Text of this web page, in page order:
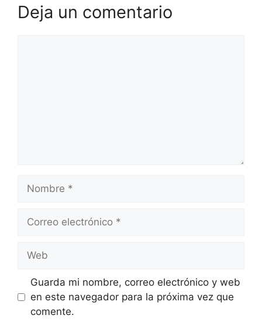
Deja un comentario
Nombre
Correo
Web
Guarda mi nombre, correo electrónico y web
en este navegador para la próxima vez que
comente.